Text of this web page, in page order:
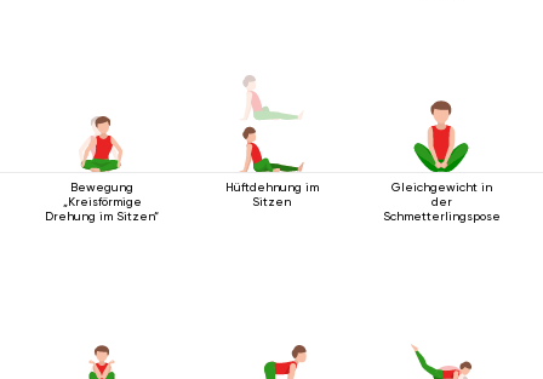
Bewegung
„Kreisförmige
Drehung im Sitzen“
Hüftdehnung im
Sitzen
Gleichgewicht in
der
Schmetterlingspose